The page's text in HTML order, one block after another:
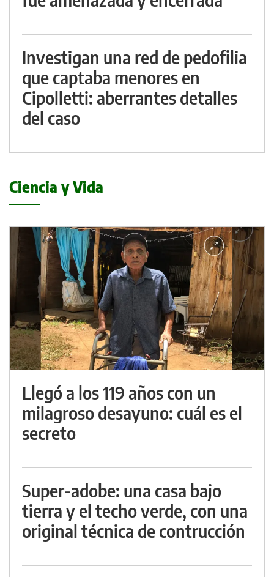
Investigan una red de pedofilia
que captaba menores en
Cipolletti: aberrantes detalles
del caso
Ciencia y Vida
Llegó a los 119 años con un
milagroso desayuno: cuál es el
secreto
Super-adobe: una casa bajo
tierra y el techo verde, con una
original técnica de contrucción